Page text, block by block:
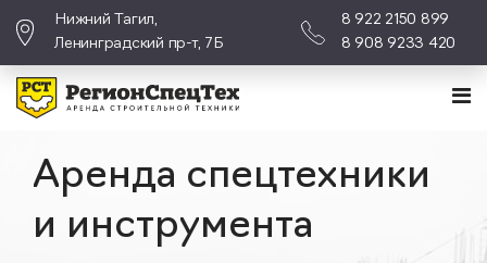
Нижний Тагил,
Ленинградский пр-т, 7Б
8 922 2150 899
8 908 9233 420
Аренда спецтехники
и инструмента